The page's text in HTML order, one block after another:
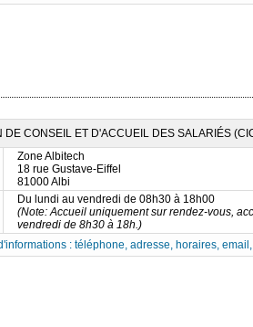
DE CONSEIL ET D'ACCUEIL DES SALARIÉS
Zone Albitech
18 rue Gustave-Eiffel
81000 Albi
Du lundi au vendredi de 08h30 à 18h00
(Note: Accueil uniquement sur rendez-vous,
vendredi de 8h30 à 18h.)
: téléphone, adresse, horaires,